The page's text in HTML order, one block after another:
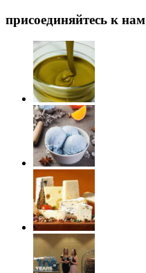
присоединяйтесь к нам